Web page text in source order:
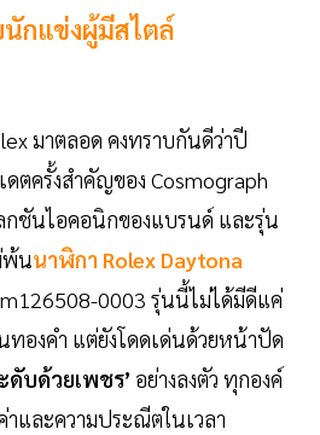
นักแข่งผู้มีสไตล์
มาตลอด คงทราบกันดีว่าปี
ตครั้งสำคัญของ Cosmograph
กชันไอคอนิกของแบรนด์ และรุ่น
พ้นนาฬิกา Rolex Daytona
0003 รุ่นนี้ไม่ได้มีดีแค่
ทองคำ แต่ยังโดดเด่นด้วยหน้าปัด
ดับด้วยเพชร’ อย่างลงตัว ทุกองค์
และความประณีตในเวลา